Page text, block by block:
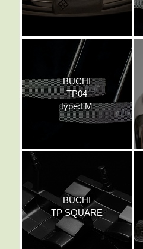
BUCHI
TP04
type:LM
BUCHI
TP SQUARE